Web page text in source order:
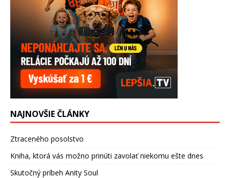
NAJNOVŠIE ČLÁNKY
Ztraceného posolstvo
Kniha, ktorá vás možno prinúti zavolať niekomu ešte dnes
Skutočný príbeh Anity Soul